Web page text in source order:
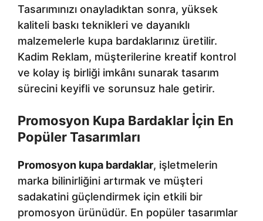
Tasarımınızı onayladıktan sonra, yüksek
kaliteli baskı teknikleri ve dayanıklı
malzemelerle kupa bardaklarınız üretilir.
Kadim Reklam, müşterilerine kreatif kontrol
ve kolay iş birliği imkânı sunarak tasarım
sürecini keyifli ve sorunsuz hale getirir.
Promosyon Kupa Bardaklar İçin En
Popüler Tasarımları
Promosyon kupa bardaklar, işletmelerin
marka bilinirliğini artırmak ve müşteri
sadakatini güçlendirmek için etkili bir
promosyon ürünüdür. En popüler tasarımlar